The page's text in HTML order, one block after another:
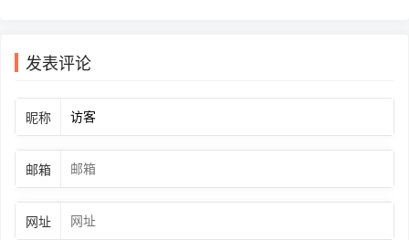
发表评论
昵称
邮箱
网址